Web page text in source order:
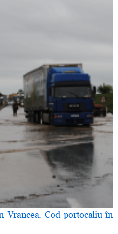
Vrancea. Cod portocaliu în